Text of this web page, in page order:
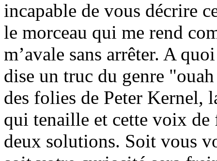
incapable de vous décrire
le morceau qui me rend
m’avale sans arrêter. A
dise un truc du genre
des folies de Peter Kernel,
qui tenaille et cette voix de
deux solutions. Soit vous